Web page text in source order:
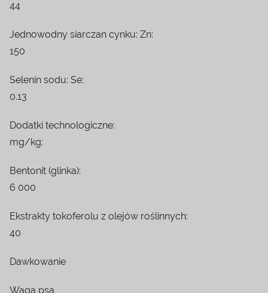
44
Jednowodny siarczan cynku: Zn:
150
Selenin sodu: Se:
0.13
Dodatki technologiczne:
mg/kg:
Bentonit (glinka):
6 000
Ekstrakty tokoferolu z olejów roślinnych:
40
Dawkowanie
Waga psa